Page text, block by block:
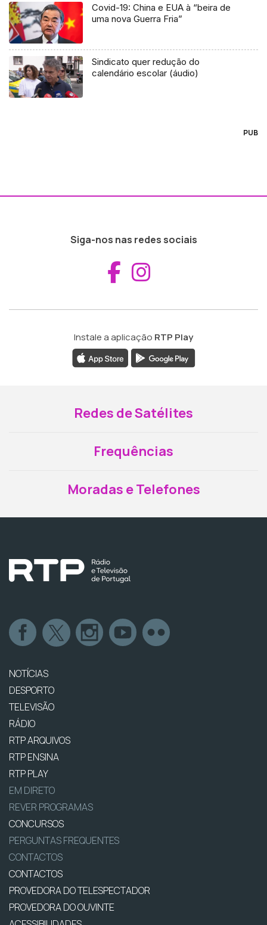
Covid-19: China e EUA à “beira de
uma nova Guerra Fria”
Sindicato quer redução do
calendário escolar (áudio)
PUB
Siga-nos nas redes sociais
Aceder ao
Instale a aplicação RTP Play
Redes de Satélites
Frequências
Moradas e Telefones
NOTÍCIAS
DESPORTO
TELEVISÃO
RÁDIO
RTP ARQUIVOS
RTP ENSINA
RTP PLAY
EM DIRETO
REVER PROGRAMAS
CONCURSOS
PERGUNTAS FREQUENTES
CONTACTOS
CONTACTOS
PROVEDORA DO TELESPECTADOR
PROVEDORA DO OUVINTE